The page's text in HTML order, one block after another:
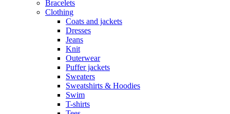
Bracelets
Clothing
Coats and jackets
Dresses
Jeans
Knit
Outerwear
Puffer jackets
Sweaters
Sweatshirts & Hoodies
Swim
T-shirts